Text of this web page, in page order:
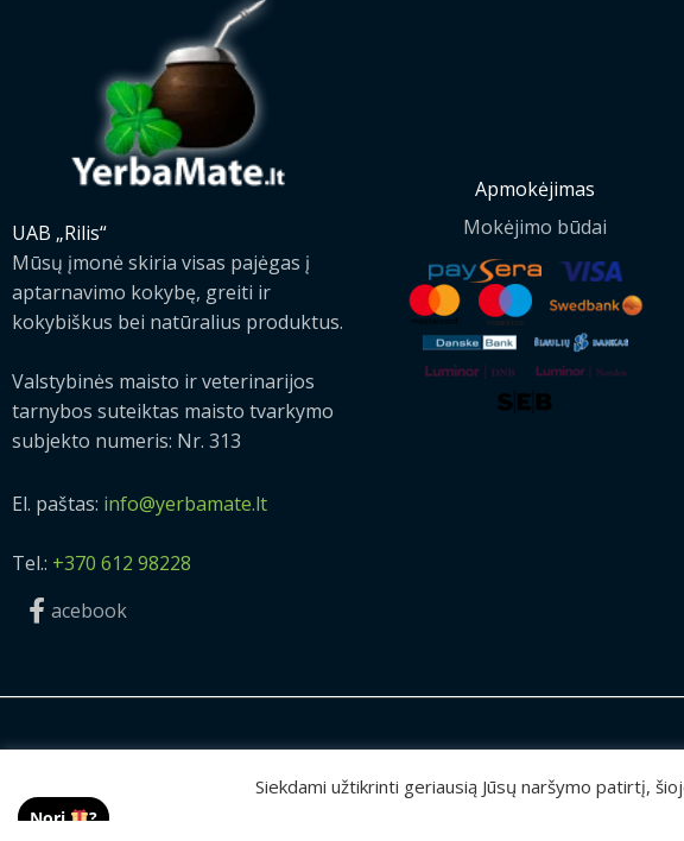
UAB „Rilis“
Mūsų įmonė skiria visas pajėgas į
aptarnavimo kokybę, greiti ir
kokybiškus bei natūralius produktus.
Valstybinės maisto ir veterinarijos
tarnybos suteiktas maisto tvarkymo
subjekto numeris: Nr. 313
El. paštas: info@yerbamate.lt
Tel.: +370 612 98228
acebook
Apmokėjimas
Mokėjimo būdai
2026 © Visos teisės saugomos | UAB „Rilis“Siekdami užtikrinti geriausią Jūsų naršymo patirtį,
Nori ?